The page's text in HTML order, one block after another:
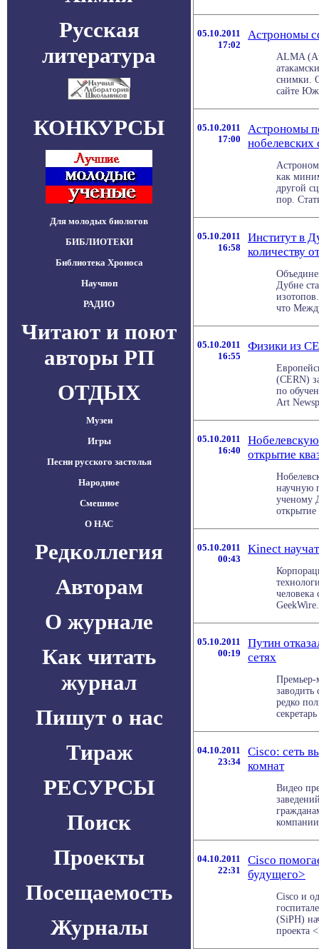
Русская
литература
КОНКУРСЫ
Для молодых биологов
БИБЛИОТЕКИ
Библиотека Хроноса
Научпоп
РАДИО
Читают и поют
авторы РП
ОТДЫХ
Музеи
Игры
Песни русского застолья
Народное
Смешное
О НАС
Редколлегия
Авторам
О журнале
Как читать
журнал
Пишут о нас
Тираж
РЕСУРСЫ
Поиск
Проекты
Посещаемость
Журналы
05.10.2011
17:02
Астрономы
ALMA
снимки.
сайте
05.10.2011
17:00
Астрономы
нобелевских
как
другой
пор.
05.10.2011
16:58
Институт в
количеству
Дубне
что
05.10.2011
16:55
Физики из
(CERN)
по
Art
05.10.2011
16:40
открытие
научную
ученому
05.10.2011
00:43
Kinect
05.10.2011
00:19
Путин
сетях
Премьер-
заводить
редко
04.10.2011
23:34
Cisco: cеть
комнат
Видео
04.10.2011
22:31
Cisco
будущего>
Cisco и
(SiPH)
проекта